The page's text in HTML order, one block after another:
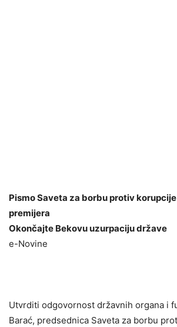
Pismo Saveta za borbu protiv
premijera
Okončajte Bekovu uzurpaciju države
e-Novine
Utvrditi odgovornost državnih organa i
Barać, predsednica Saveta za borbu